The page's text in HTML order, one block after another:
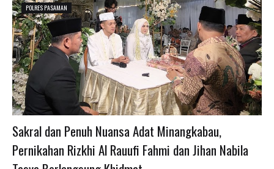
POLRES PASAMAN
Sakral dan Penuh Nuansa Adat Minangkabau,
Pernikahan Rizkhi Al Rauufi Fahmi dan Jihan Nabila